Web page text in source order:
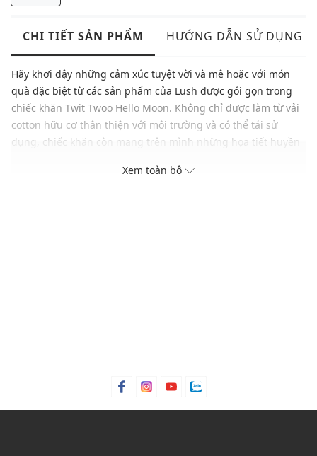
CHI TIẾT SẢN PHẨM HƯỚNG DẪN SỬ DỤNG
Hãy khơi dậy những cảm xúc tuyệt vời và mê hoặc với món
quà đặc biệt từ các sản phẩm của Lush được gói gọn trong
chiếc khăn Twit Twoo Hello Moon. Không chỉ được làm từ vải
cotton hữu cơ thân thiện với môi trường và có thể tái sử
dụng, chiếc khăn còn mang trên mình những họa tiết huyền
ma đến quả bí ngô rực rỡ. Để thêm phần ấn tượng, bạn có
Xuất xứ thương hiệu: Anh
Xem toàn bộ